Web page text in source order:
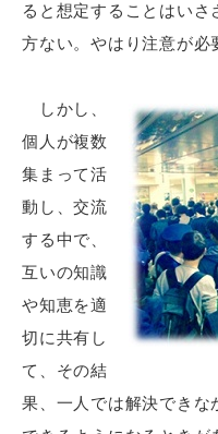
ると想定することはい
方ない。やはり注意が必
しかし、
個人が複数
集まって活
動し、交流
する中で、
互いの知識
や知恵を適
切に共有し
て、その結
果、一人では解決できな